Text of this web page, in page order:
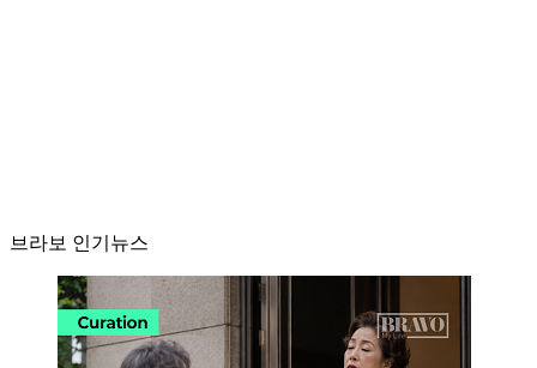
브라보 인기뉴스